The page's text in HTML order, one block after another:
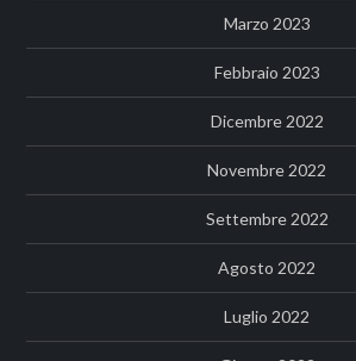
Marzo 2023
Febbraio 2023
Dicembre 2022
Novembre 2022
Settembre 2022
Agosto 2022
Luglio 2022